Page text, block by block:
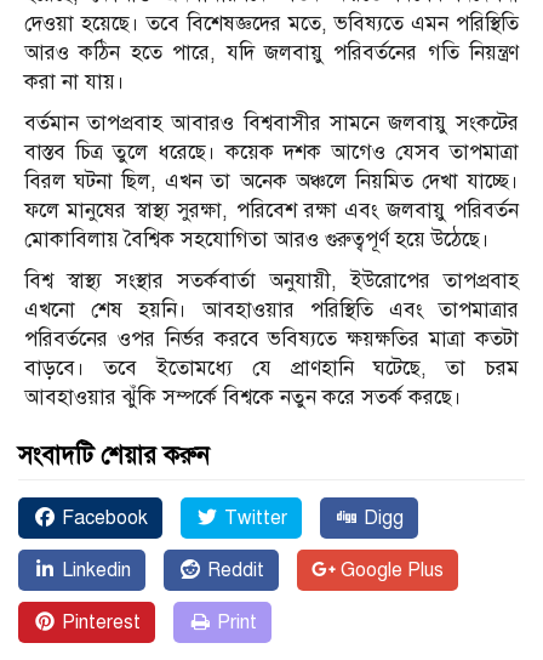
দেওয়া হয়েছে। তবে বিশেষজ্ঞদের মতে, ভবিষ্যতে এমন পরিস্থিতি
আরও কঠিন হতে পারে, যদি জলবায়ু পরিবর্তনের গতি নিয়ন্ত্রণ
করা না যায়।
বর্তমান তাপপ্রবাহ আবারও বিশ্ববাসীর সামনে জলবায়ু সংকটের
বাস্তব চিত্র তুলে ধরেছে। কয়েক দশক আগেও যেসব তাপমাত্রা
বিরল ঘটনা ছিল, এখন তা অনেক অঞ্চলে নিয়মিত দেখা যাচ্ছে।
ফলে মানুষের স্বাস্থ্য সুরক্ষা, পরিবেশ রক্ষা এবং জলবায়ু পরিবর্তন
মোকাবিলায় বৈশ্বিক সহযোগিতা আরও গুরুত্বপূর্ণ হয়ে উঠেছে।
বিশ্ব স্বাস্থ্য সংস্থার সতর্কবার্তা অনুযায়ী, ইউরোপের তাপপ্রবাহ
এখনো শেষ হয়নি। আবহাওয়ার পরিস্থিতি এবং তাপমাত্রার
পরিবর্তনের ওপর নির্ভর করবে ভবিষ্যতে ক্ষয়ক্ষতির মাত্রা কতটা
বাড়বে। তবে ইতোমধ্যে যে প্রাণহানি ঘটেছে, তা চরম
আবহাওয়ার ঝুঁকি সম্পর্কে বিশ্বকে নতুন করে সতর্ক করছে।
সংবাদটি শেয়ার করুন
Facebook Twitter Digg
Linkedin Reddit Google Plus
Pinterest Print